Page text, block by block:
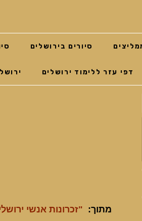
סיורים בירושלים
דפי עזר ללימוד ירושלים
מתוך: "זכרונות אנשי